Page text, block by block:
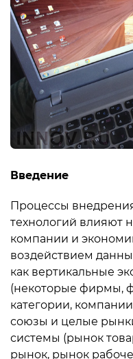
Введение
Процессы
технологий влияют
компании и
воздействием
как вертикальные
(некоторые фирмы,
категории,
союзы и целые
системы (рынок
рынок, рынок